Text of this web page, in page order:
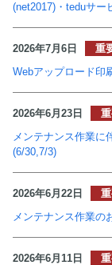
(net2017)・teduサー
2026年7月6日
Webアップロード印
2026年6月23日
メンテナンス作業に
(6/30,7/3)
2026年6月22日
メンテナンス作業の
2026年6月11日